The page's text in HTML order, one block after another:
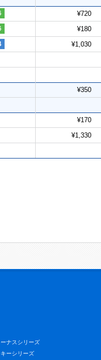
¥720
¥180
¥1,030
¥350
¥170
¥1,330
ナスシリーズ
ーシリーズ